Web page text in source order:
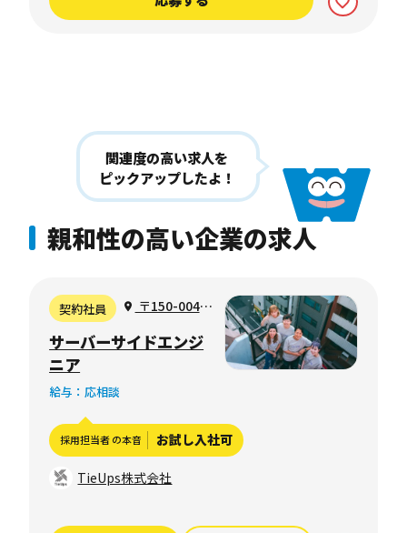
親和性の高い企業の求人
関連度の高い求人を
ピックアップしたよ！
契約社員
〒150-0042
田川町２−１ 渋
ルリモート可）
サーバーサイドエンジ
ニア
給与：応相談
採用担当者 の本音 お試し入社可
TieUps株式会社